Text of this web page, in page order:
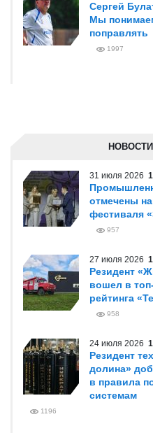
Сергей
Мы
поправлять
1997
31 июля 2026
отмечены
фестиваля
957
27 июля 2026
Резидент
вошел в
рейтинга
958
24 июля 2026
Резидент
долина»
в правила
системам
1196